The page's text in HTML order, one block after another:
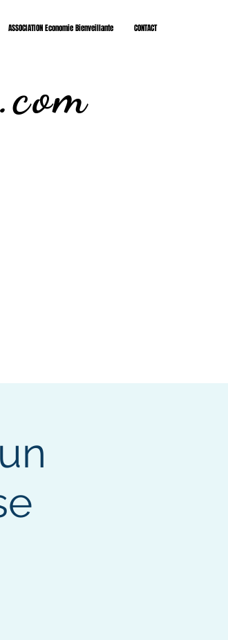
ASSOCIATION Economie Bienveillante CONTACT